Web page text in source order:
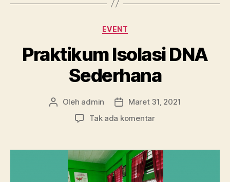
Kategori
EVENT
Praktikum Isolasi DNA
Sederhana
Penulis
artikel
Oleh admin
Tanggal
artikel
Maret 31, 2021
Tak ada komentarpada
DNA
Sederhana